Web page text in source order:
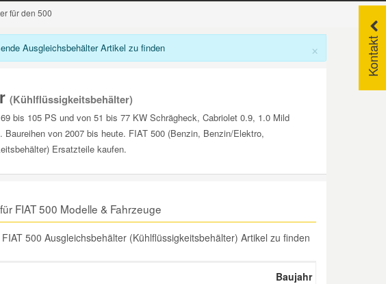
für den 500
Kontakt
×
Ausgleichsbehälter Artikel zu finden
(Kühlflüssigkeitsbehälter)
bis 105 PS und von 51 bis 77 KW Schrägheck, Cabriolet 0.9, 1.0 Mild
von 2007 bis heute. FIAT 500 (Benzin, Benzin/Elektro,
Ersatzteile kaufen.
FIAT 500 Modelle & Fahrzeuge
500 Ausgleichsbehälter (Kühlflüssigkeitsbehälter) Artikel zu finden
Baujahr